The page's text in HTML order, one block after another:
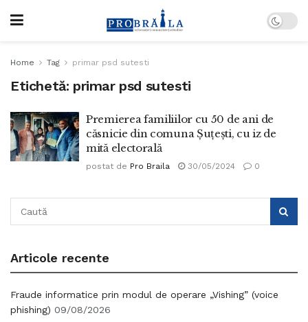
Home Tag primar psd sutesti
Etichetă: primar psd sutesti
Premierea familiilor cu 50 de ani de
căsnicie din comuna Șuțești, cu iz de
mită electorală
postat de Pro Braila 30/05/2024 0
Articole recente
Fraude informatice prin modul de operare „Vishing” (voice
phishing) 09/08/2026